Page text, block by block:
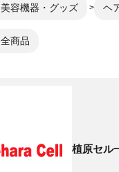
美容機器・グッズ ヘ
全商品
植原セル